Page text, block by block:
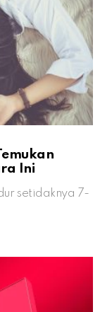
Ini
setidaknya 7-